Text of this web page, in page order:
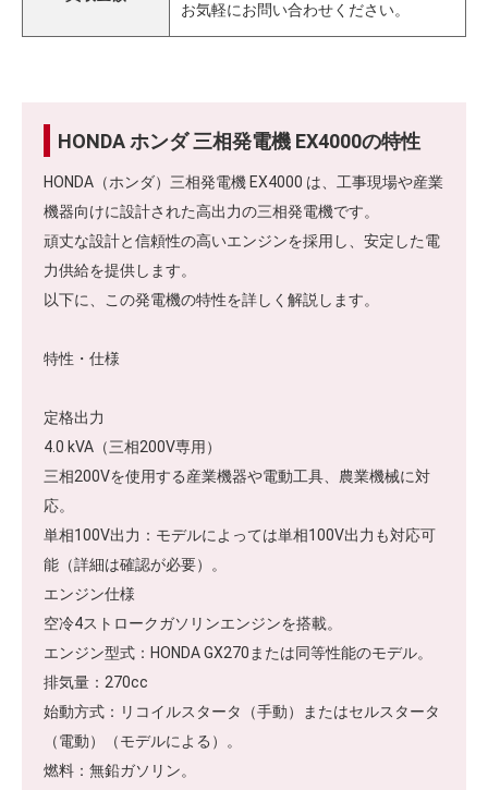
お気軽にお問い合わせください。
HONDA ホンダ 三相発電機 EX4000の特性
HONDA（ホンダ）三相発電機 EX4000 は、工事現場や産業
機器向けに設計された高出力の三相発電機です。
頑丈な設計と信頼性の高いエンジンを採用し、安定した電
力供給を提供します。
以下に、この発電機の特性を詳しく解説します。
特性・仕様
定格出力
4.0 kVA（三相200V専用）
三相200Vを使用する産業機器や電動工具、農業機械に対
応。
単相100V出力：モデルによっては単相100V出力も対応可
能（詳細は確認が必要）。
エンジン仕様
空冷4ストロークガソリンエンジンを搭載。
エンジン型式：HONDA GX270または同等性能のモデル。
排気量：270cc
始動方式：リコイルスタータ（手動）またはセルスタータ
（電動）（モデルによる）。
燃料：無鉛ガソリン。